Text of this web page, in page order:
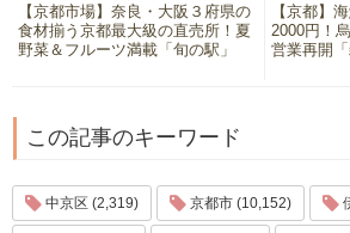
【京都市場】奈良・大阪３府県の
食材揃う京都最大級の直売所！夏
野菜＆フルーツ満載「旬の駅」
【京都】
2000円！
営業再開「
この記事のキーワード
中京区 (2,319) 京都市 (10,152)